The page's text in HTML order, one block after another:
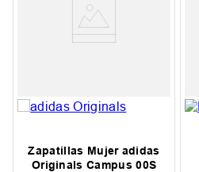
Zapatillas Mujer adidas
Originals Campus 00S